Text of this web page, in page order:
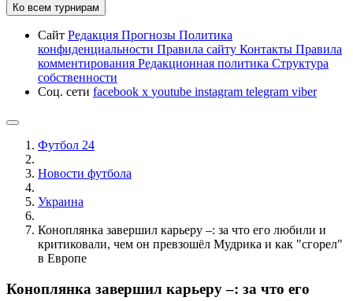
Ко всем турнирам
Сайт Редакция Прогнозы Политика
конфиденциальности Правила сайту Контакты Правила
комментирования Редакционная политика Структура
собственности
Соц. сети facebook x youtube instagram telegram viber
Футбол 24
Новости футбола
Украина
Коноплянка завершил карьеру –: за что его любили и
критиковали, чем он превзошёл Мудрика и как "сгорел"
в Европе
Коноплянка завершил карьеру –: за что его